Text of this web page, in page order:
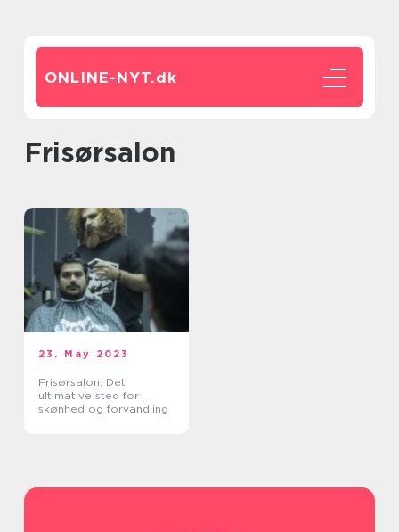
ONLINE-NYT.dk
frisørsalon
23. May 2023
Frisørsalon: Det
ultimative sted for
skønhed og forvandling